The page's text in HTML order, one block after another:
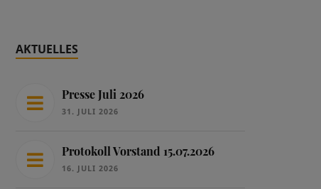
AKTUELLES
Presse Juli 2026
31. JULI 2026
Protokoll Vorstand 15.07.2026
16. JULI 2026